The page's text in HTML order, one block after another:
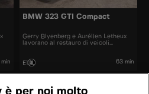
BMW 323 GTI Compact
Gerry Blyenberg e Aurélien Letheux
lavorano al restauro di veicoli
E1 63 min
è per noi molto